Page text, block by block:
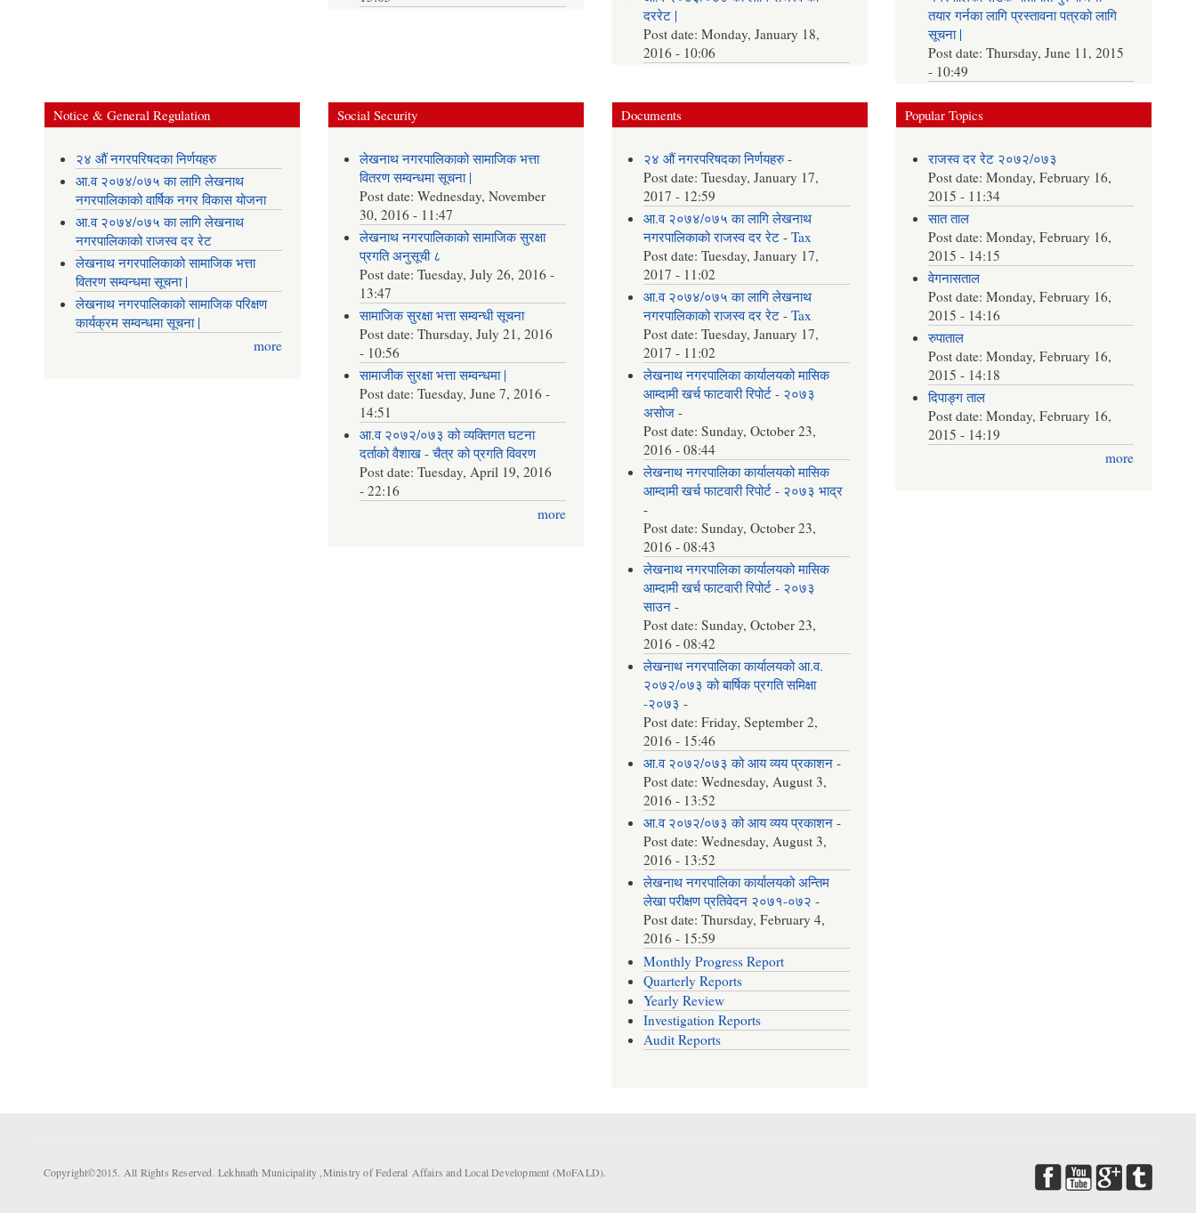
दररेट |
Post date:Monday, January 18,
2016 - 10:06
तयार गर्नका लागि प्रस्तावना पत्रको लागि
सूचना |
Post date: Thursday, June 11, 2015
- 10:49
Notice & General Regulation
२४ औं नगरपरिषदका निर्णयहरु
आ.व २०७४/०७५ का लागि लेखनाथ
नगरपालिकाको वार्षिक नगर विकास योजना
आ.व २०७४/०७५ का लागि लेखनाथ
नगरपालिकाको राजस्व दर रेट
लेखनाथ नगरपालिकाको सामाजिक भत्ता
वितरण सम्वन्धमा सूचना |
लेखनाथ नगरपालिकाको सामाजिक परिक्षण
कार्यक्रम सम्वन्धमा सूचना |
more
Social Security
लेखनाथ नगरपालिकाको सामाजिक भत्ता
वितरण सम्वन्धमा सूचना |
Post date:Wednesday, November
30, 2016 - 11:47
लेखनाथ नगरपालिकाको सामाजिक सुरक्षा
प्रगति अनुसूची ८
Post date:Tuesday, July 26, 2016 -
13:47
सामाजिक सुरक्षा भत्ता सम्वन्धी सूचना
Post date:Thursday, July 21, 2016
- 10:56
सामाजीक सुरक्षा भत्ता सम्वन्धमा |
Post date:Tuesday, June 7, 2016 -
14:51
आ.व २०७२/०७३ को व्यक्तिगत घटना
दर्ताको वैशाख - चैत्र को प्रगति विवरण
Post date:Tuesday, April 19, 2016
- 22:16
more
Documents
२४ औं नगरपरिषदका निर्णयहरु-
Post date:Tuesday, January 17,
2017 - 12:59
आ.व २०७४/०७५ का लागि लेखनाथ
नगरपालिकाको राजस्व दर रेट-Tax
Post date:Tuesday, January 17,
2017 - 11:02
आ.व २०७४/०७५ का लागि लेखनाथ
नगरपालिकाको राजस्व दर रेट-Tax
Post date:Tuesday, January 17,
2017 - 11:02
लेखनाथ नगरपालिका कार्यालयको मासिक
आम्दामी खर्च फाटवारी रिपोर्ट - २०७३
असोज -
Post date:Sunday, October 23,
2016 - 08:44
लेखनाथ नगरपालिका कार्यालयको मासिक
आम्दामी खर्च फाटवारी रिपोर्ट - २०७३ भाद्र
-
Post date:Sunday, October 23,
2016 - 08:43
लेखनाथ नगरपालिका कार्यालयको मासिक
आम्दामी खर्च फाटवारी रिपोर्ट - २०७३
साउन-
Post date:Sunday, October 23,
2016 - 08:42
लेखनाथ नगरपालिका कार्यालयको आ.व.
२०७२/०७३ को बार्षिक प्रगति समिक्षा
-२०७३-
Post date:Friday, September 2,
2016 - 15:46
आ.व २०७२/०७३ को आय व्यय प्रकाशन-
Post date:Wednesday, August 3,
2016 - 13:52
आ.व २०७२/०७३ को आय व्यय प्रकाशन-
Post date:Wednesday, August 3,
2016 - 13:52
लेखनाथ नगरपालिका कार्यालयको अन्तिम
लेखा परीक्षण प्रतिवेदन २०७१-०७२ -
Post date:Thursday, February 4,
2016 - 15:59
Monthly Progress Report
Quarterly Reports
Yearly Review
Investigation Reports
Audit Reports
Popular Topics
राजस्व दर रेट २०७२/०७३
Post date: Monday, February 16,
2015 - 11:34
सात ताल
Post date: Monday, February 16,
2015 - 14:15
वेगनासताल
Post date: Monday, February 16,
2015 - 14:16
रुपाताल
Post date: Monday, February 16,
2015 - 14:18
दिपाङ्ग ताल
Post date: Monday, February 16,
2015 - 14:19
more
Copyright©2015. All Rights Reserved. Lekhnath Municipality ,Ministry of Federal Affairs and Local Development (MoFALD).